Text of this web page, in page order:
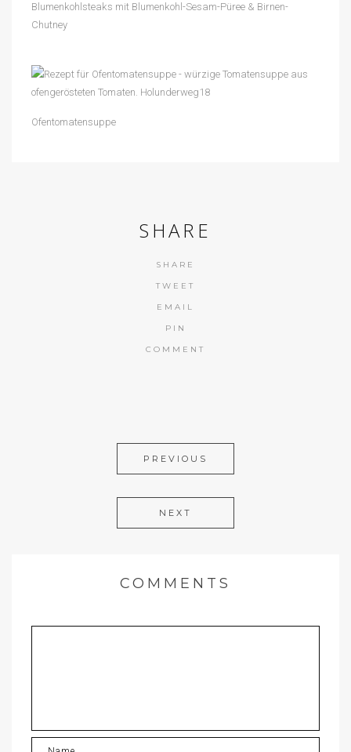
Blumenkohlsteaks mit Blumenkohl-Sesam-Püree & Birnen-
Chutney
Ofentomatensuppe
SHARE
SHARE
TWEET
EMAIL
PIN
COMMENT
PREVIOUS
NEXT
COMMENTS